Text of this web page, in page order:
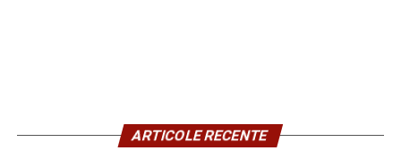
ARTICOLE RECENTE